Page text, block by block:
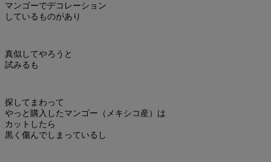
マンゴーでデコレーション
しているものがあり
真似してやろうと
試みるも
探してまわって
やっと購入したマンゴー（メキシコ産）は
カットしたら
黒く傷んでしまっているし